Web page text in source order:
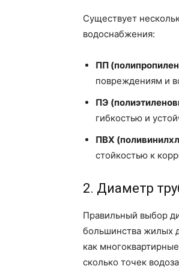
Существует
водоснабжения:
ПП
повреждениям и
ПЭ
гибкостью и
ПВХ
стойкостью к
2. Диаметр
Правильный выбор
большинства жилых
как
сколько точек